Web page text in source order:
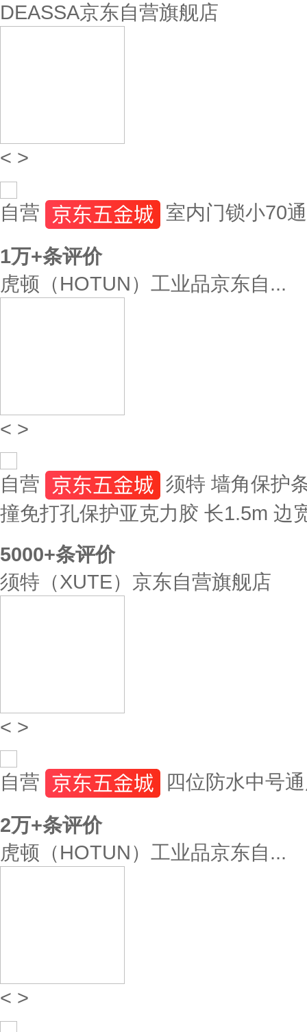
DEASSA京东自营旗舰店
< >
自营
室内门锁小70
1万+条评价
虎顿（HOTUN）工业品京东自...
< >
自营
须特 墙角保护
撞免打孔保护亚克力胶 长1.5m 边
5000+条评价
须特（XUTE）京东自营旗舰店
< >
自营
四位防水中号
2万+条评价
虎顿（HOTUN）工业品京东自...
< >